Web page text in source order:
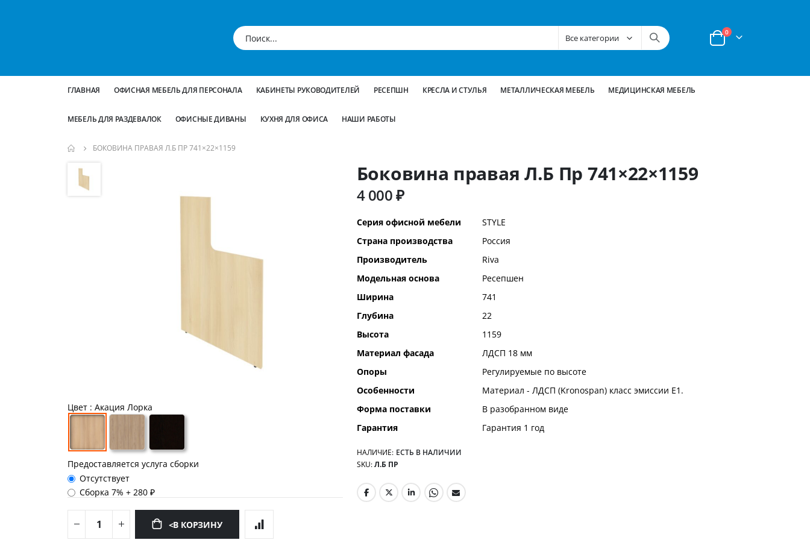
Корзина
0позиции
ГЛАВНАЯ ОФИСНАЯ МЕБЕЛЬ ДЛЯ ПЕРСОНАЛА КАБИНЕТЫ РУКОВОДИТЕЛЕЙ РЕСЕПШН КРЕСЛА И СТУЛЬЯ МЕТАЛЛИЧЕСКАЯ МЕБЕЛЬ МЕДИЦИНСКАЯ МЕБЕЛЬ
МЕБЕЛЬ ДЛЯ РАЗДЕВАЛОК ОФИСНЫЕ ДИВАНЫ КУХНЯ ДЛЯ ОФИСА НАШИ РАБОТЫ
БОКОВИНА ПРАВАЯ Л.Б ПР 741×22×1159
Пропустить
перейти
Цвет : Акация Лорка
Предоставляется услуга сборки
Отсутствует
Сборка 7%+ 280 ₽
<В КОРЗИНУ
Боковина правая Л.Б Пр 741×22×1159
4 000 ₽
Дополнительная
информация
Серия офисной мебели
STYLE
Страна производства
Россия
Производитель
Riva
Модельная основа
Ресепшен
Ширина
741
Глубина
22
Высота
1159
Материал фасада
ЛДСП 18 мм
Опоры
Регулируемые по высоте
Особенности
Материал - ЛДСП (Kronospan) класс эмиссии Е1.
Форма поставки
В разобранном виде
Гарантия
Гарантия 1 год
НАЛИЧИЕ: ЕСТЬ В НАЛИЧИИ
SKU Л.Б ПР